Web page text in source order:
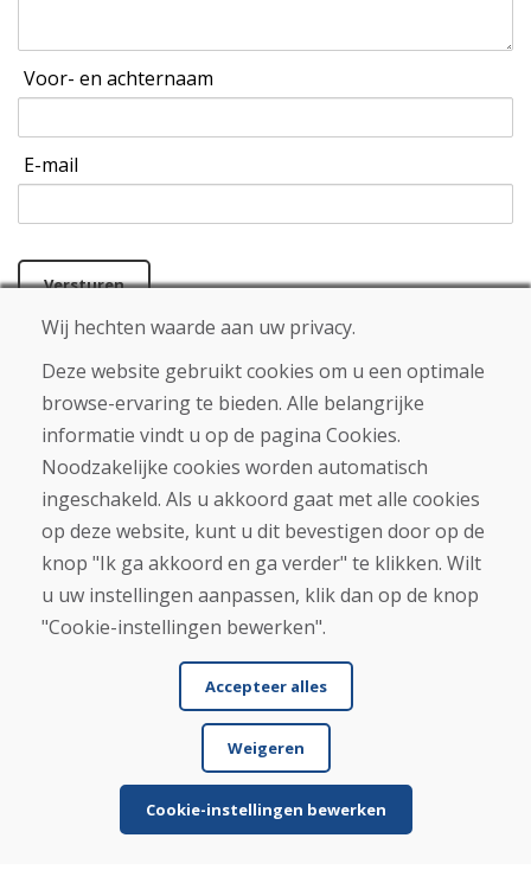
Voor- en achternaam
E-mail
Versturen
Infolijn
+421 919 282 306
info@domivosport.nl
Over ons
Blog
Over ons
Winkel
Contact
Aankoop
Eshop
Algemene voorwaarden
Betaling
Klacht
Retourneren en ruilen van goederen
Wij hechten waarde aan uw privacy.
Deze website gebruikt cookies om u een optimale
browse-ervaring te bieden. Alle belangrijke
informatie vindt u op de pagina Cookies.
Noodzakelijke cookies worden automatisch
ingeschakeld. Als u akkoord gaat met alle cookies
op deze website, kunt u dit bevestigen door op de
knop "Ik ga akkoord en ga verder" te klikken. Wilt
u uw instellingen aanpassen, klik dan op de knop
"Cookie-instellingen bewerken".
Accepteer alles
Weigeren
Cookie-instellingen bewerken